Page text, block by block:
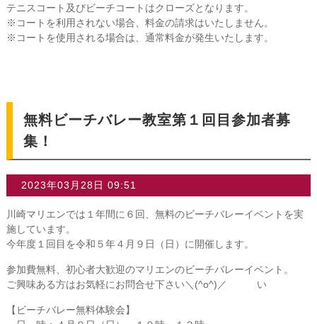
テニスコート及びビーチコートはクローズとなります。
※コートを利用されない場合、料金の請求はいたしません。
※コートを使用される場合は、通常料金が発生いたします。
無料ビーチバレー教室第１回目参加者募
集！
2023年03月28日 09:51
川崎マリエンでは１年間に６回、無料のビーチバレーイベントを実
施しています。
今年度１回目を令和５年４月９日（日）に開催します。
参加費無料、初心者大歓迎のマリエンのビーチバレーイベント。
ご興味ある方はお気軽にお問合せ下さい＼(^o^)／ い
【ビーチバレー無料体験会】